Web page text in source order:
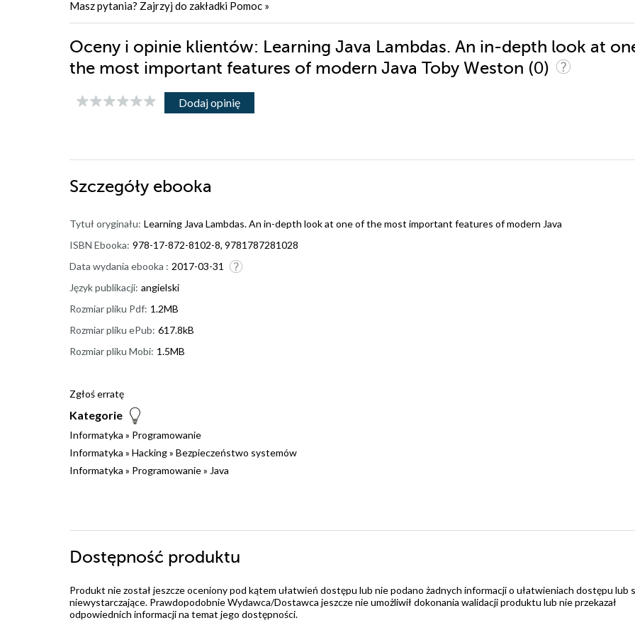
Masz pytania? Zajrzyj do zakładki Pomoc »
Oceny i opinie klientów: Learning Java Lambdas. An in-depth look at
the most important features of modern Java Toby Weston (0)
Dodaj opinię
Szczegóły ebooka
Tytuł oryginału: Learning Java Lambdas. An in-depth look at one of the most important features of modern Java
ISBN Ebooka: 978-17-872-8102-8, 9781787281028
Data wydania ebooka : 2017-03-31
Język publikacji: angielski
Rozmiar pliku Pdf: 1.2MB
Rozmiar pliku ePub: 617.8kB
Rozmiar pliku Mobi: 1.5MB
Zgłoś erratę
Kategorie
Informatyka » Programowanie
Informatyka » Hacking» Bezpieczeństwo systemów
Informatyka » Programowanie» Java
Dostępność produktu
Produkt nie został jeszcze oceniony pod kątem ułatwień dostępu lub nie podano żadnych informacji o ułatwieniach dostępu lub
niewystarczające. Prawdopodobnie Wydawca/Dostawca jeszcze nie umożliwił dokonania walidacji produktu lub nie przekazał
odpowiednich informacji na temat jego dostępności.